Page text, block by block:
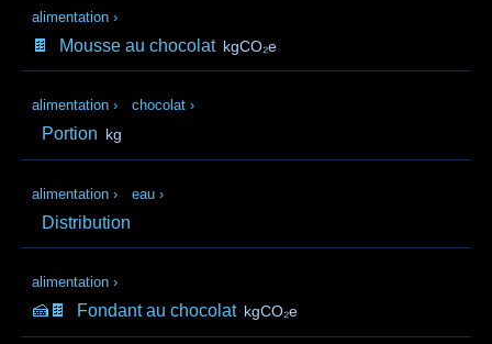
alimentation ›
🍫 Mousse au chocolat kgCO₂e
alimentation › chocolat ›
Portion kg
alimentation › eau ›
Distribution
alimentation ›
🍰🍫 Fondant au chocolat kgCO₂e